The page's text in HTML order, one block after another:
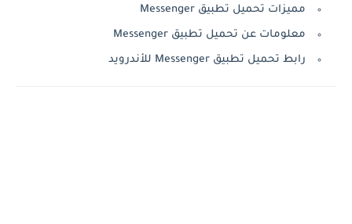
مميزات تحميل تطبيق Messenger
معلومات عن تحميل تطبيق Messenger
رابط تحميل تطبيق Messenger‏ للأندرويد